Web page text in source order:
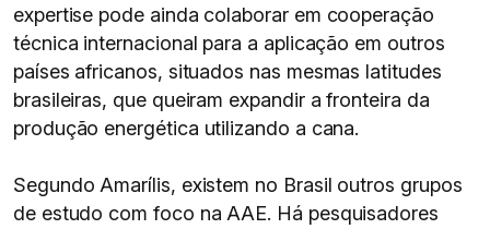
expertise pode ainda colaborar em cooperação
técnica internacional para a aplicação em outros
países africanos, situados nas mesmas latitudes
brasileiras, que queiram expandir a fronteira da
produção energética utilizando a cana.
Segundo Amarílis, existem no Brasil outros grupos
de estudo com foco na AAE. Há pesquisadores